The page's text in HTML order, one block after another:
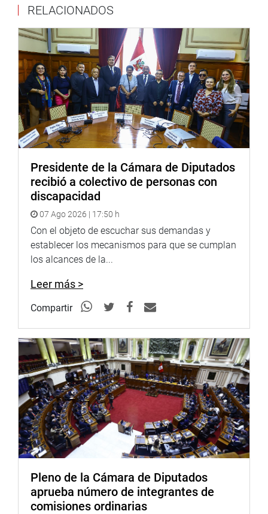
RELACIONADOS
Presidente de la Cámara de Diputados
recibió a colectivo de personas con
discapacidad
07 Ago 2026 | 17:50 h
Con el objeto de escuchar sus demandas y
establecer los mecanismos para que se cumplan
los alcances de la...
Leer más >
Compartir
Pleno de la Cámara de Diputados
aprueba número de integrantes de
comisiones ordinarias